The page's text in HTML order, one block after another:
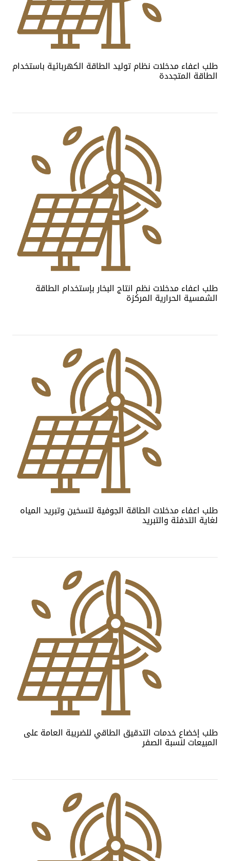
طلب اعفاء مدخلات نظام توليد الطاقة الكهربائية باستخدام
الطاقة المتجددة
طلب اعفاء مدخلات نظم انتاج البخار بإستخدام الطاقة
الشمسية الحرارية المركزة
طلب اعفاء مدخلات الطاقة الجوفية لتسخين وتبريد المياه
لغاية التدفئة والتبريد
طلب إخضاع خدمات التدقيق الطاقي للضريبة العامة على
المبيعات لنسبة الصفر